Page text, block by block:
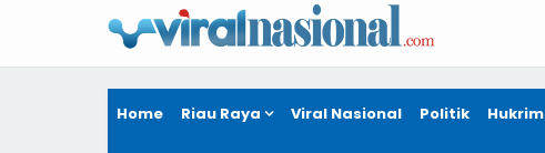
Home Riau Raya Viral Nasional Politik Hukrim